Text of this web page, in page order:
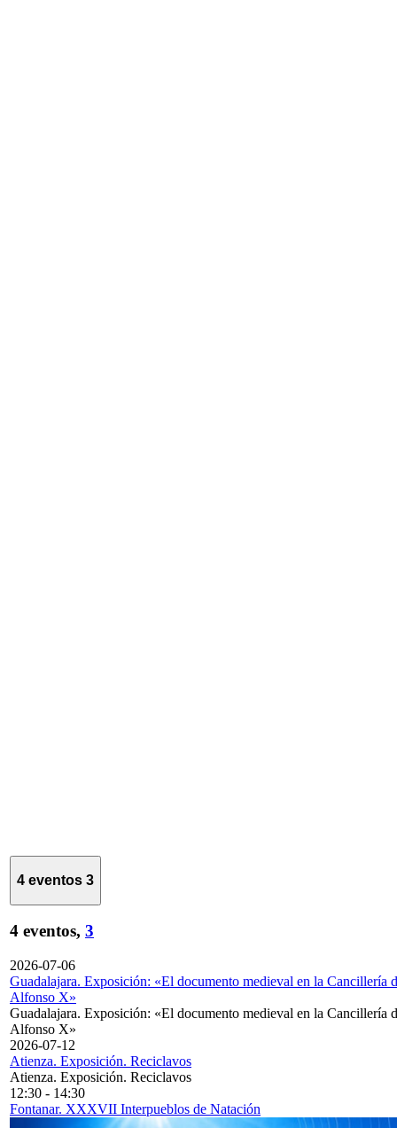
4 eventos 3
4 eventos, 3
2026-07-06
Guadalajara. Exposición: «El documento medieval en la Cancillería
Alfonso X»
Guadalajara. Exposición: «El documento medieval en la Cancillería
Alfonso X»
2026-07-12
Atienza. Exposición. Reciclavos
Atienza. Exposición. Reciclavos
12:30 - 14:30
Fontanar. XXXVII Interpueblos de Natación